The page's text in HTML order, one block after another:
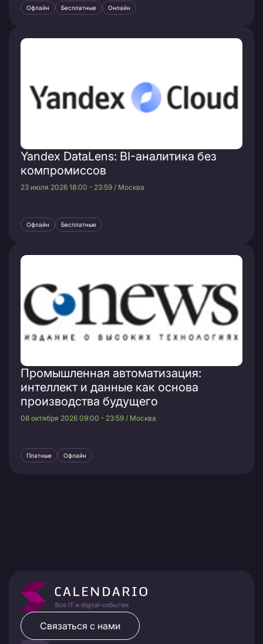
Офлайн Бесплатные Онлайн
Yandex DataLens: BI-аналитика без
компромиссов
23 июля 2026 18:00 - 23:59 / Москва
Офлайн Бесплатные
Промышленная автоматизация:
интеллект и данные как основа
производства будущего
08 октября 2026 09:00 - 23:59 / Москва
Платные Офлайн
Связаться с нами